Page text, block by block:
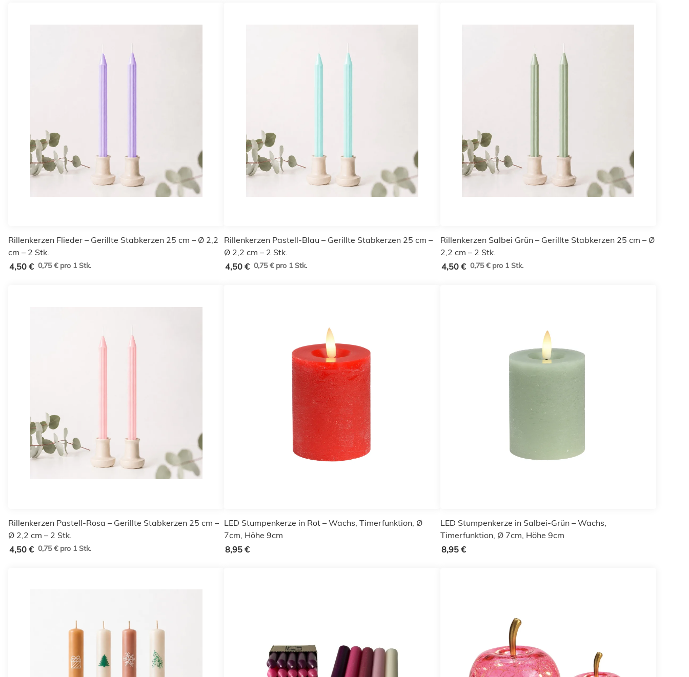
Rillenkerzen Flieder – Gerillte Stabkerzen 25 cm – Ø 2,2
cm – 2 Stk.
4,50 € 0,75 € pro 1 Stk.
Rillenkerzen Pastell-Blau – Gerillte Stabkerzen 25 cm –
Ø 2,2 cm – 2 Stk.
4,50 € 0,75 € pro 1 Stk.
Rillenkerzen Salbei Grün – Gerillte Stabkerzen 25 cm – Ø
2,2 cm – 2 Stk.
4,50 € 0,75 € pro 1 Stk.
Rillenkerzen Pastell-Rosa – Gerillte Stabkerzen 25 cm –
Ø 2,2 cm – 2 Stk.
4,50 € 0,75 € pro 1 Stk.
LED Stumpenkerze in Rot – Wachs, Timerfunktion, Ø
7cm, Höhe 9cm
8,95 €
LED Stumpenkerze in Salbei-Grün – Wachs,
Timerfunktion, Ø 7cm, Höhe 9cm
8,95 €